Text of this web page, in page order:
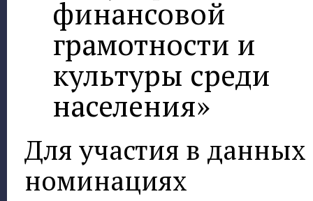
финансовой
грамотности и
культуры среди
населения»
Для участия в данных
номинациях